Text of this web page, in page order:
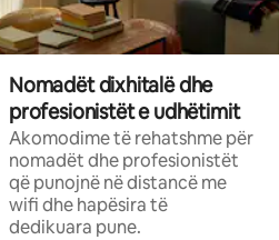
Nomadët dixhitalë dhe
profesionistët e udhëtimit
Akomodime të rehatshme për
nomadët dhe profesionistët
që punojnë në distancë me
wifi dhe hapësira të
dedikuara pune.